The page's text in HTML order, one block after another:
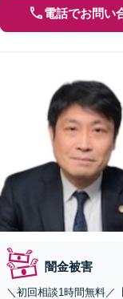
電話でお問い
闇金被害
＼初回相談1時間無料／